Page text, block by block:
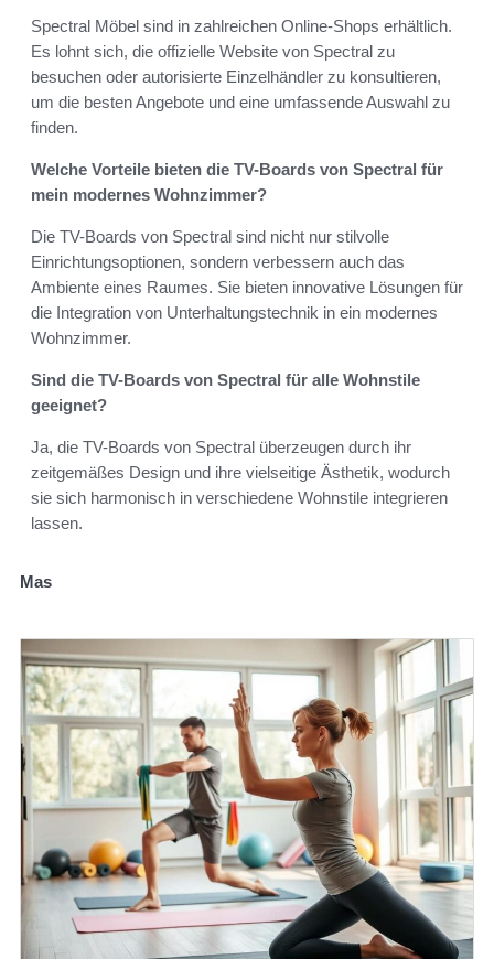
Spectral Möbel sind in zahlreichen Online-Shops erhältlich.
Es lohnt sich, die offizielle Website von Spectral zu
besuchen oder autorisierte Einzelhändler zu konsultieren,
um die besten Angebote und eine umfassende Auswahl zu
finden.
Welche Vorteile bieten die TV-Boards von Spectral für
mein modernes Wohnzimmer?
Die TV-Boards von Spectral sind nicht nur stilvolle
Einrichtungsoptionen, sondern verbessern auch das
Ambiente eines Raumes. Sie bieten innovative Lösungen für
die Integration von Unterhaltungstechnik in ein modernes
Wohnzimmer.
Sind die TV-Boards von Spectral für alle Wohnstile
geeignet?
Ja, die TV-Boards von Spectral überzeugen durch ihr
zeitgemäßes Design und ihre vielseitige Ästhetik, wodurch
sie sich harmonisch in verschiedene Wohnstile integrieren
lassen.
Mas